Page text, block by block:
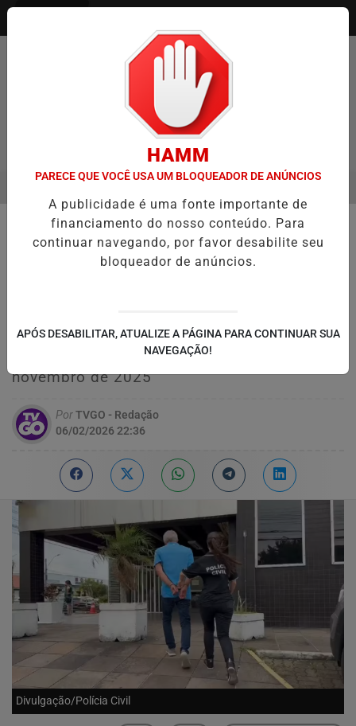
EM ALTA
🚔 SEGURANÇA E JUSTIÇA
Polícia Civil prende cirurgião
plástico investigado por estupro de
(6) em Campo Bom; caso teria ocorrido
durante atendimento a adolescente em
novembro de 2025
PorTVGO - Redação
06/02/2026 22:36
Divulgação/Polícia Civil
HAMM
PARECE QUE VOCÊ USA UM BLOQUEADOR DE ANÚNCIOS
A publicidade é uma fonte importante de
financiamento do nosso conteúdo. Para
continuar navegando, por favor desabilite seu
bloqueador de anúncios.
APÓS DESABILITAR, ATUALIZE A PÁGINA PARA CONTINUAR SUA
NAVEGAÇÃO!